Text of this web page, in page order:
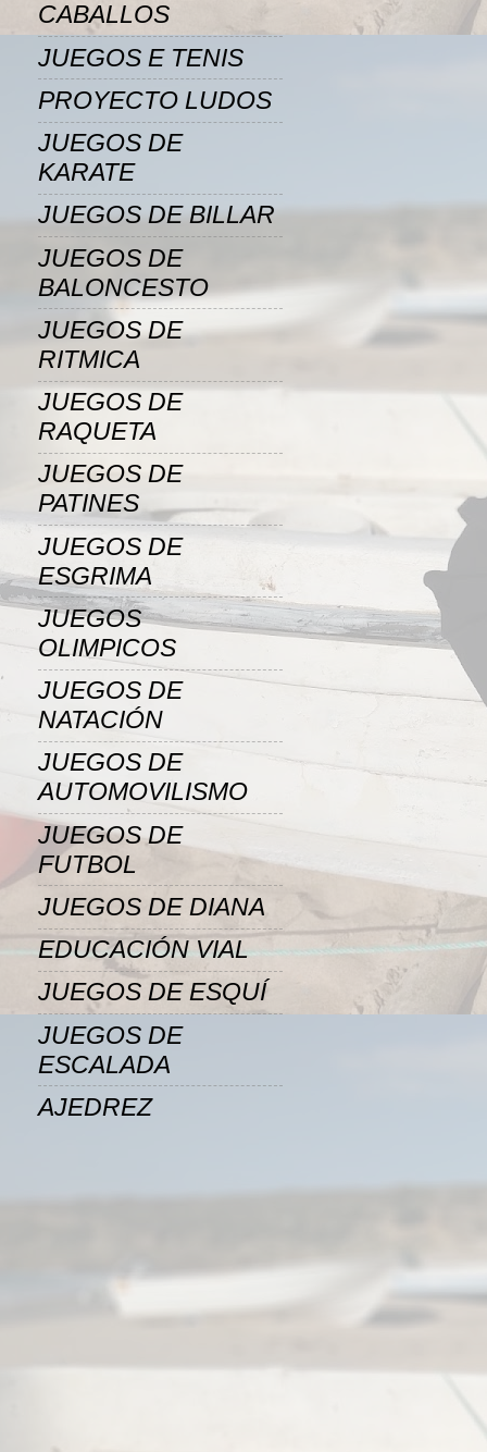
CABALLOS
JUEGOS E TENIS
PROYECTO LUDOS
JUEGOS DE
KARATE
JUEGOS DE BILLAR
JUEGOS DE
BALONCESTO
JUEGOS DE
RITMICA
JUEGOS DE
RAQUETA
JUEGOS DE
PATINES
JUEGOS DE
ESGRIMA
JUEGOS
OLIMPICOS
JUEGOS DE
NATACIÓN
JUEGOS DE
AUTOMOVILISMO
JUEGOS DE
FUTBOL
JUEGOS DE DIANA
EDUCACIÓN VIAL
JUEGOS DE ESQUÍ
JUEGOS DE
ESCALADA
AJEDREZ